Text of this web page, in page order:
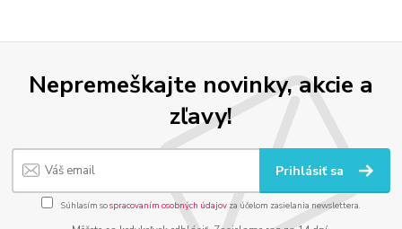
Nepremeškajte novinky, akcie a
zľavy!
Prihlásiť sa
Súhlasím sospracovaním osobných údajov za účelom zasielania newslettera.